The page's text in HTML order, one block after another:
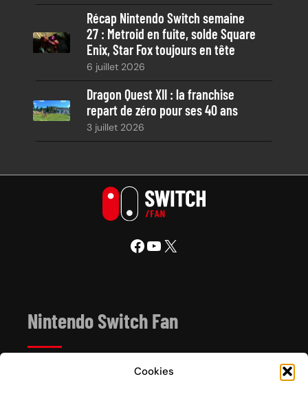
Cookies
Récap Nintendo Switch semaine
27 : Metroid en fuite, solde Square
Enix, Star Fox toujours en tête
6 juillet 2026
Dragon Quest XII : la franchise
repart de zéro pour ses 40 ans
3 juillet 2026
Facebook YouTube X
Nintendo Switch Fan
Depuis 2017, Nintendo Switch Fan est un site de